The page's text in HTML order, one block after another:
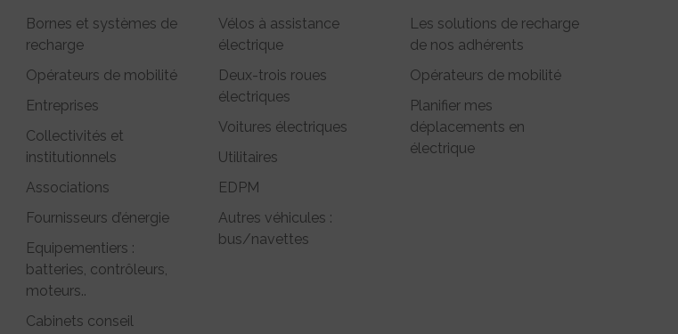
Bornes et systèmes de
recharge
Opérateurs de mobilité
Entreprises
Collectivités et
institutionnels
Associations
Fournisseurs d’énergie
Equipementiers :
batteries, contrôleurs,
moteurs..
Cabinets conseil
Vélos à assistance
électrique
Deux-trois roues
électriques
Voitures électriques
Utilitaires
EDPM
Autres véhicules :
bus/navettes
Les solutions de recharge
de nos adhérents
Opérateurs de mobilité
Planifier mes
déplacements en
électrique